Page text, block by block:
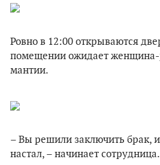
Ровно в 12:00 открываются
помещении ожидает женщина-
мантии.
– Вы решили заключить брак, и
настал, – начинает сотрудница.